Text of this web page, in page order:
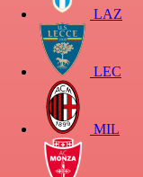
LAZ
LEC
MIL